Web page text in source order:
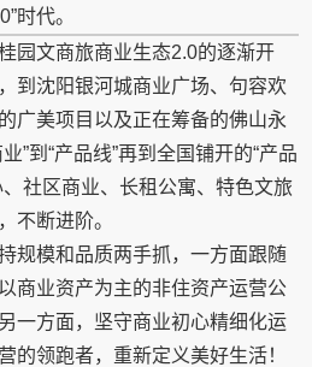
时代。
园文商旅商业生态2.0的逐渐开
到沈阳银河城商业广场、句容欢
广美项目以及正在筹备的佛山永
”到“产品线”再到全国铺开的“产品
社区商业、长租公寓、特色文旅
不断进阶。
规模和品质两手抓，一方面跟随
商业资产为主的非住资产运营公
一方面，坚守商业初心精细化运
的领跑者，重新定义美好生活！